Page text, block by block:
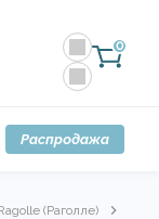
0
Распродажа
(Раголле)